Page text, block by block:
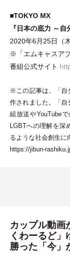
■TOKYO MX
『日本の底力 ～自
2020年6月25日
（
※
「エムキャスア
番組公式サイト
※この記事は、 「 自
作されました。
「 自
組放送やYouTube
LGBTへの理解を深
るような社会創生に
https://jibun-
カップル動画
くわーるど
勝った「今」